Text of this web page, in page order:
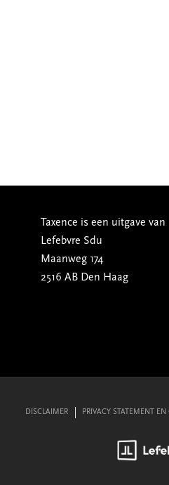
Taxence is een uitgave van
Lefebvre Sdu
Maanweg 174
2516 AB Den Haag
DISCLAIMER PRIVACY STATEMENT